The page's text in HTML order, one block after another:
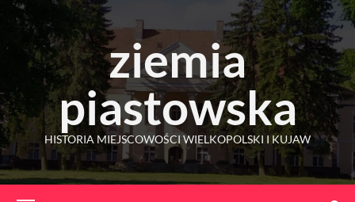
Skip
content
ziemia
piastowska
HISTORIA MIEJSCOWOŚCI WIELKOPOLSKI I KUJAW